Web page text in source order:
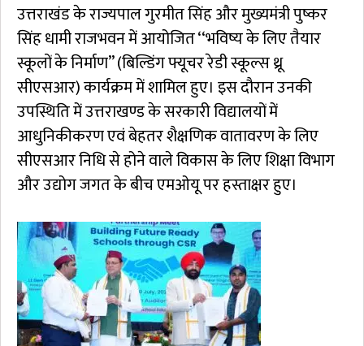
उत्तराखंड के राज्यपाल गुरमीत सिंह और मुख्यमंत्री पुष्कर
सिंह धामी राजभवन में आयोजित ‘‘भविष्य के लिए तैयार
स्कूलों के निर्माण’’ (बिल्डिंग फ्यूचर रेडी स्कूल्स थ्रू
सीएसआर) कार्यक्रम में शामिल हुए। इस दौरान उनकी
उपस्थिति में उत्तराखण्ड के सरकारी विद्यालयों में
आधुनिकीकरण एवं बेहतर शैक्षणिक वातावरण के लिए
सीएसआर निधि से होने वाले विकास के लिए शिक्षा विभाग
और उद्योग जगत के बीच एमओयू पर हस्ताक्षर हुए।